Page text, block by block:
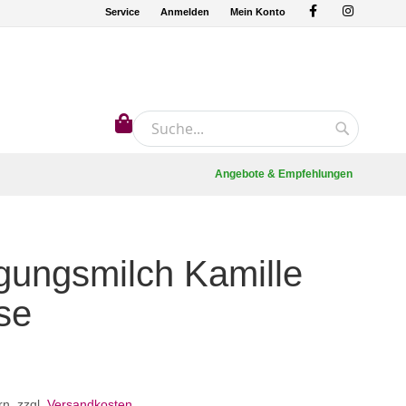
Service Anmelden Mein Konto
Suche
Mein Warenkorb
Angebote & Empfehlungen
Kamille